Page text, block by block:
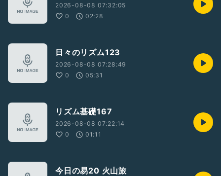
2026-08-08 07:32:05
0
02:28
日々のリズム123
2026-08-08 07:28:49
0
05:31
リズム基礎167
2026-08-08 07:22:14
0
01:11
今日の易20 火山旅